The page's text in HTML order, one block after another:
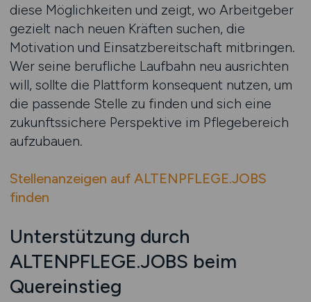
diese Möglichkeiten und zeigt, wo Arbeitgeber
gezielt nach neuen Kräften suchen, die
Motivation und Einsatzbereitschaft mitbringen.
Wer seine berufliche Laufbahn neu ausrichten
will, sollte die Plattform konsequent nutzen, um
die passende Stelle zu finden und sich eine
zukunftssichere Perspektive im Pflegebereich
aufzubauen.
Stellenanzeigen auf ALTENPFLEGE.JOBS
finden
Unterstützung durch
ALTENPFLEGE.JOBS beim
Quereinstieg